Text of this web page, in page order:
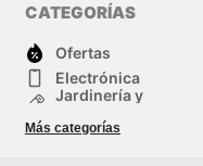
CATEGORÍAS
Ofertas
Electrónica
Jardinería y
Tiendas
departamentales
Más categorías